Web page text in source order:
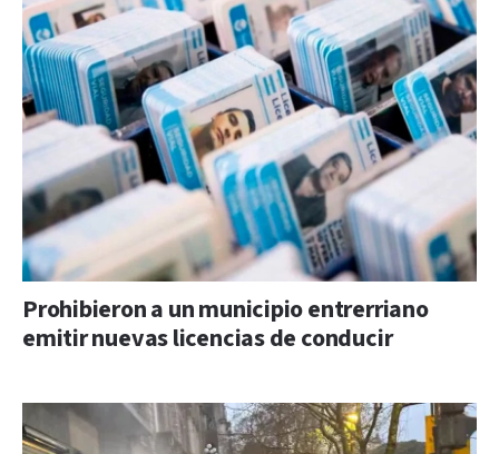
Prohibieron a un municipio entrerriano
emitir nuevas licencias de conducir